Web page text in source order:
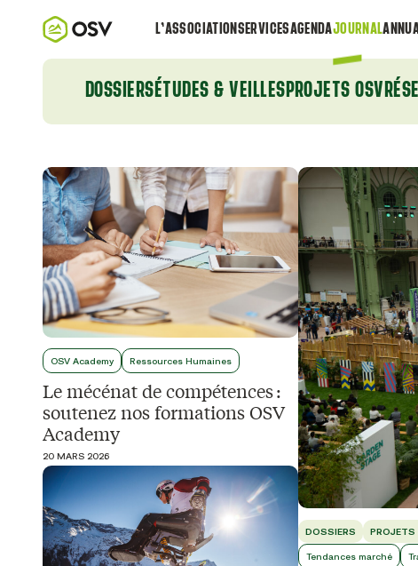
L’ASSOCIATIONSERVICESAGENDAJOURNAL
DOSSIERSÉTUDES & VEILLESPROJETS OSV
OSV Academy Ressources Humaines
Le mécénat de compétences :
soutenez nos formations OSV
Academy
20 MARS 2026
DOSSIERS PROJETS
Tendances marché